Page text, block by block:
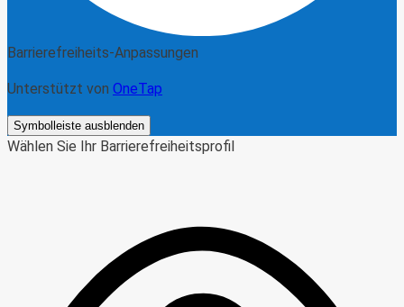
Barrierefreiheits-Anpassungen
Unterstützt von OneTap
Symbolleiste ausblenden
Wählen Sie Ihr Barrierefreiheitsprofil